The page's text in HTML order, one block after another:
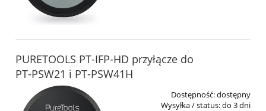
PURETOOLS PT-IFP-HD przyłącze do
PT-PSW21 i PT-PSW41H
Dostępność:dostępny
Wysyłka / status:do 3 dni